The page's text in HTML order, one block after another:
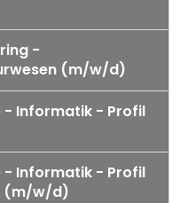
-
(m/w/d)
- Informatik - Profil
- Informatik - Profil
(m/w/d)